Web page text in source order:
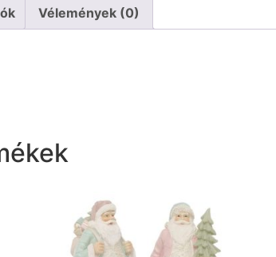
Vélemények (0)